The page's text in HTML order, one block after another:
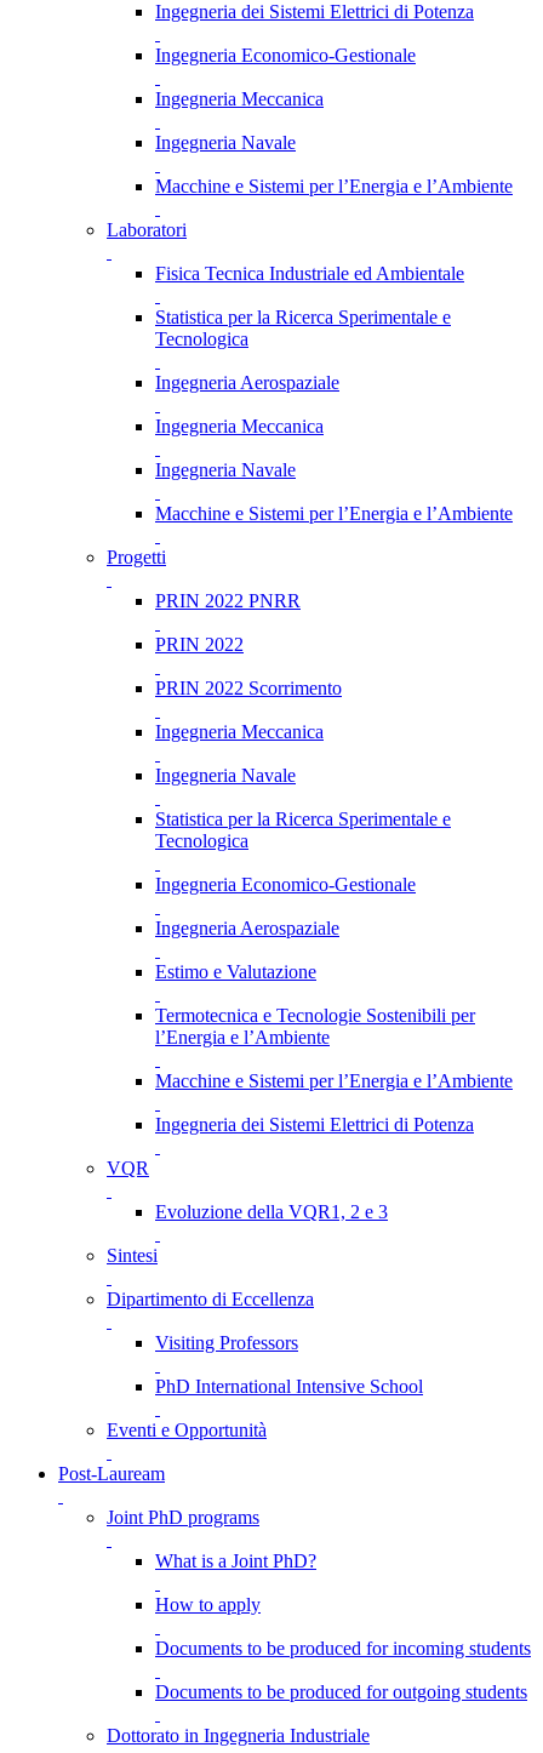
Ingegneria dei Sistemi Elettrici di Potenza
Ingegneria Economico-Gestionale
Ingegneria Meccanica
Ingegneria Navale
Macchine e Sistemi per l’Energia e l’Ambiente
Laboratori
Fisica Tecnica Industriale ed Ambientale
Statistica per la Ricerca Sperimentale e
Tecnologica
Ingegneria Aerospaziale
Ingegneria Meccanica
Ingegneria Navale
Macchine e Sistemi per l’Energia e l’Ambiente
Progetti
PRIN 2022 PNRR
PRIN 2022
PRIN 2022 Scorrimento
Ingegneria Meccanica
Ingegneria Navale
Statistica per la Ricerca Sperimentale e
Tecnologica
Ingegneria Economico-Gestionale
Ingegneria Aerospaziale
Estimo e Valutazione
Termotecnica e Tecnologie Sostenibili per
l’Energia e l’Ambiente
Macchine e Sistemi per l’Energia e l’Ambiente
Ingegneria dei Sistemi Elettrici di Potenza
VQR
Evoluzione della VQR1, 2 e 3
Sintesi
Dipartimento di Eccellenza
Visiting Professors
PhD International Intensive School
Eventi e Opportunità
Post-Lauream
Joint PhD programs
What is a Joint PhD?
How to apply
Documents to be produced for incoming students
Documents to be produced for outgoing students
Dottorato in Ingegneria Industriale